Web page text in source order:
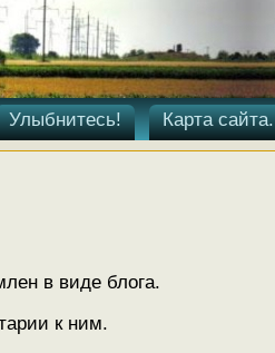
Улыбнитесь! Карта сайта.
в виде блога.
к ним.